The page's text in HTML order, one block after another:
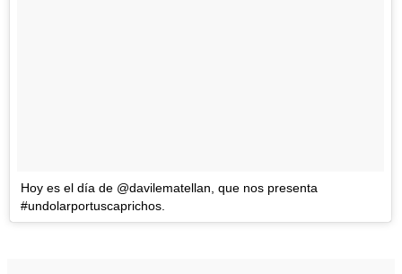
Hoy es el día de @davilematellan, que nos presenta
#undolarportuscaprichos.